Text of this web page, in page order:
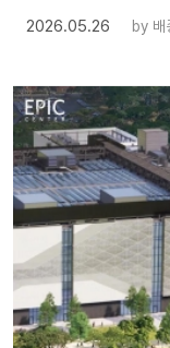
2026.05.26
by 배